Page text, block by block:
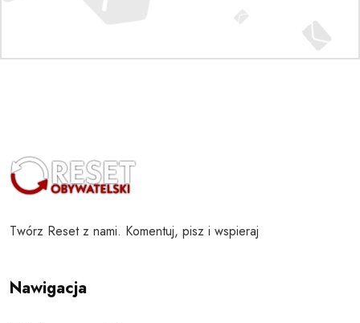
Twórz Reset z nami. Komentuj, pisz i wspieraj
Nawigacja